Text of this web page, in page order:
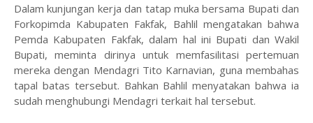
Dalam kunjungan kerja dan tatap muka bersama Bupati dan
Forkopimda Kabupaten Fakfak, Bahlil mengatakan bahwa
Pemda Kabupaten Fakfak, dalam hal ini Bupati dan Wakil
Bupati, meminta dirinya untuk memfasilitasi pertemuan
mereka dengan Mendagri Tito Karnavian, guna membahas
tapal batas tersebut. Bahkan Bahlil menyatakan bahwa ia
sudah menghubungi Mendagri terkait hal tersebut.